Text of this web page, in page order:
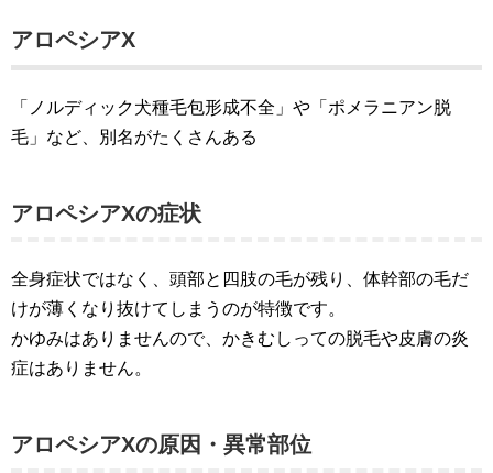
アロペシアX
「ノルディック犬種毛包形成不全」や「ポメラニアン脱
毛」など、別名がたくさんある
アロペシアXの症状
全身症状ではなく、頭部と四肢の毛が残り、体幹部の毛だ
けが薄くなり抜けてしまうのが特徴です。
かゆみはありませんので、かきむしっての脱毛や皮膚の炎
症はありません。
アロペシアXの原因・異常部位